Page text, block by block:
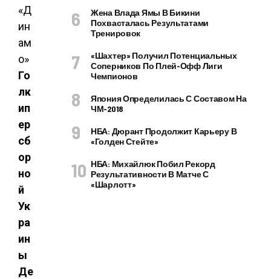
Го
лк
ип
ер
сб
ор
но
й
Ук
ра
ин
ы
Де
Жена Влада Ямы В Бикини
Похвасталась Результатами
Тренировок
«Шахтер» Получил Потенциальных
Соперников По Плей-Офф Лиги
Чемпионов
Япония Определилась С Составом На
ЧМ-2018
НБА: Дюрант Продолжит Карьеру В
«Голден Стейте»
НБА: Михайлюк Побил Рекорд
Результативности В Матче С
«Шарлотт»